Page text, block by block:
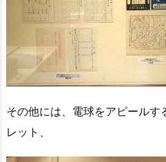
その他には、電球をアピールす
レット、